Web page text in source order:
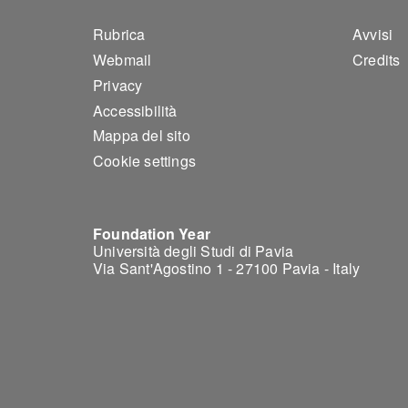
Footer 1
Rubrica
Webmail
Privacy
Accessibilità
Mappa del sito
Cookie settings
Avvisi
Credits
Foundation Year
Università degli Studi di Pavia
Via Sant'Agostino 1 - 27100 Pavia - Italy